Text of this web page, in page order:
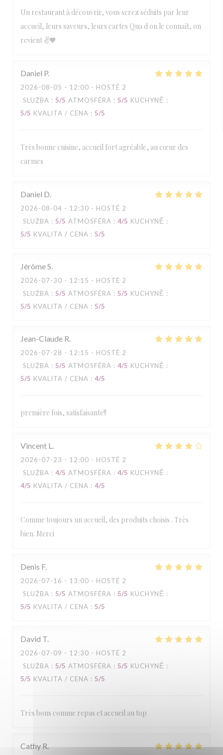
Un restaurant à découvrir, vous serez séduits par leur
accueil, leurs saveurs, leurs cartes Qua d on le connaît, on
revient ✌️🧡
Daniel P
2026-08-05 - 12:00 - HOSTÉ 2
SLUŽBA : 5/5 ATMOSFÉRA : 5/5 KUCHYNĚ :
5/5 KVALITA / CENA : 5/5
Très bonne cuisine, accueil fort agréable, au cœur des
carmes
Daniel D
2026-08-04 - 12:30 - HOSTÉ 2
SLUŽBA : 5/5 ATMOSFÉRA : 4/5 KUCHYNĚ :
5/5 KVALITA / CENA : 5/5
JérômeS
2026-07-30 - 12:15 - HOSTÉ 2
SLUŽBA : 5/5 ATMOSFÉRA : 5/5 KUCHYNĚ :
5/5 KVALITA / CENA : 5/5
Jean-Claude R
2026-07-28 - 12:15 - HOSTÉ 2
SLUŽBA : 5/5 ATMOSFÉRA : 4/5 KUCHYNĚ :
5/5 KVALITA / CENA : 4/5
première fois, satisfaisante!!
Vincent L
2026-07-23 - 12:00 - HOSTÉ 2
SLUŽBA : 4/5 ATMOSFÉRA : 4/5 KUCHYNĚ :
4/5 KVALITA / CENA : 4/5
Comme toujours un accueil, des produits choisis . Très
bien. Merci
Denis F
2026-07-16 - 13:00 - HOSTÉ 2
SLUŽBA : 5/5 ATMOSFÉRA : 5/5 KUCHYNĚ :
5/5 KVALITA / CENA : 5/5
David T
2026-07-09 - 12:30 - HOSTÉ 2
SLUŽBA : 5/5 ATMOSFÉRA : 5/5 KUCHYNĚ :
5/5 KVALITA / CENA : 5/5
Très bons comme repas et accueil au top
Cathy R